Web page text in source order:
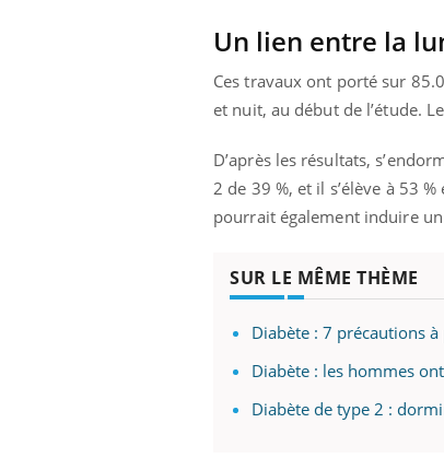
Un lien entre la
Ces travaux ont porté sur
et nuit, au début de l’étude.
D’après les résultats,
2 de 39 %, et il s’élève à 53
pourrait également induire
SUR LE MÊME THÈME
Diabète : 7 précautions
Diabète : les hommes
Diabète de type 2 :